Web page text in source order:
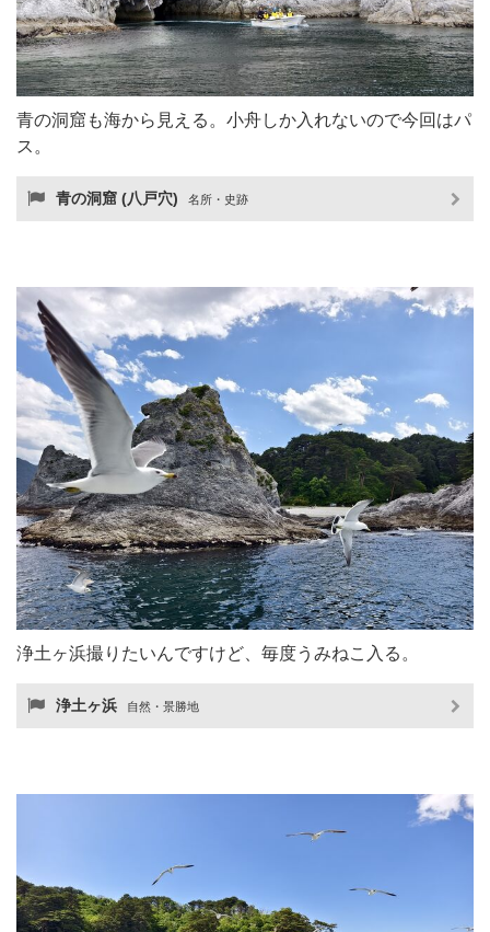
青の洞窟も海から見える。小舟しか入れないので今回はパ
ス。
青の洞窟 (八戸穴) 名所・史跡
浄土ヶ浜撮りたいんですけど、毎度うみねこ入る。
浄土ヶ浜 自然・景勝地